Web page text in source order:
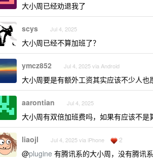
大小周已经劝退我了
scys Jul 4, 2025
大小周已经不算加班了？
ymcz852 Jul 4, 2025 via Android
大小周要是有额外工资其实应该不少人也
aarontian Jul 4, 2025
大小周有双倍加班费吗，如果有应该不
liaojl Jul 4, 2025 via iPhone 2
@plugine 有腾讯系的大小周，没有腾讯系